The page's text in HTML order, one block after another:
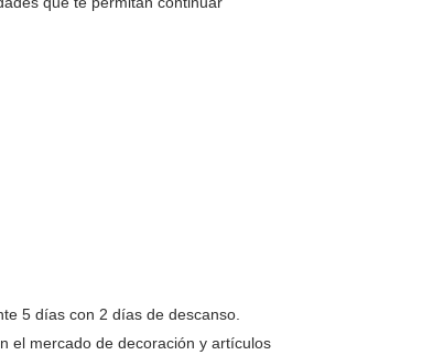
5 días con 2 días de descanso.
el mercado de decoración y artículos